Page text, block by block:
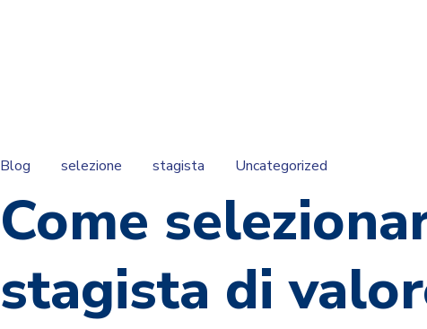
Blog selezione stagista Uncategorized
Come
stagista di